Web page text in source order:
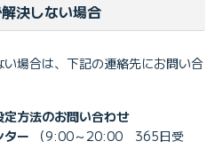
決しない場合
場合は、下記の連絡先にお問い合
方法のお問い合わせ
ー （9:00～20:00 365日受